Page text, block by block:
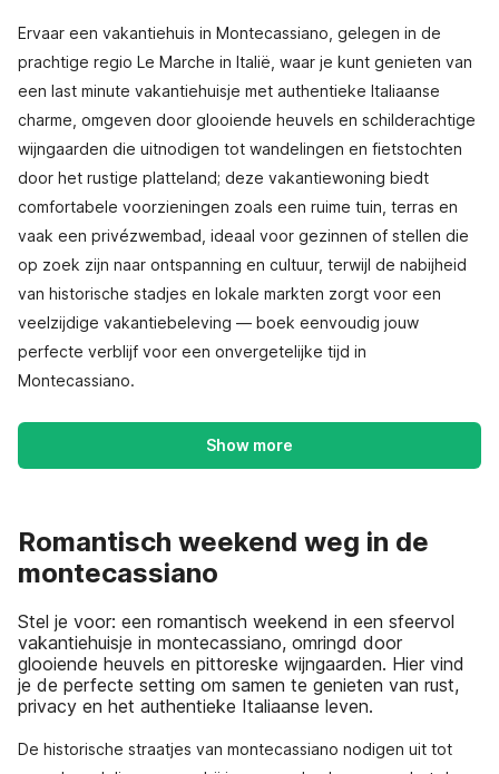
Ervaar een vakantiehuis in Montecassiano, gelegen in de
prachtige regio Le Marche in Italië, waar je kunt genieten van
een last minute vakantiehuisje met authentieke Italiaanse
charme, omgeven door glooiende heuvels en schilderachtige
wijngaarden die uitnodigen tot wandelingen en fietstochten
door het rustige platteland; deze vakantiewoning biedt
comfortabele voorzieningen zoals een ruime tuin, terras en
vaak een privézwembad, ideaal voor gezinnen of stellen die
op zoek zijn naar ontspanning en cultuur, terwijl de nabijheid
van historische stadjes en lokale markten zorgt voor een
veelzijdige vakantiebeleving — boek eenvoudig jouw
perfecte verblijf voor een onvergetelijke tijd in
Montecassiano.
Show more
Romantisch weekend weg in de
montecassiano
Stel je voor: een romantisch weekend in een sfeervol
vakantiehuisje in montecassiano, omringd door
glooiende heuvels en pittoreske wijngaarden. Hier vind
je de perfecte setting om samen te genieten van rust,
privacy en het authentieke Italiaanse leven.
De historische straatjes van montecassiano nodigen uit tot